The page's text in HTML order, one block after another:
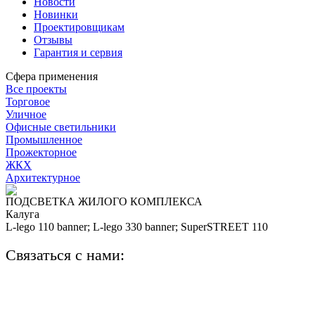
Новинки
Проектировщикам
Отзывы
Гарантия и сервия
Сфера применения
Все проекты
Торговое
Уличное
Офисные светильники
Промышленное
Прожекторное
ЖКХ
Архитектурное
ПОДСВЕТКА ЖИЛОГО КОМПЛЕКСА
Калуга
L-lego 110 banner; L-lego 330 banner; SuperSTREET 110
Связаться с нами: